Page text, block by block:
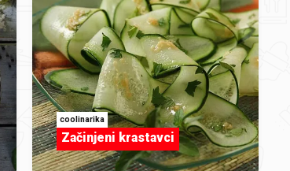
mimi555
Mokri kolač-Evichen123.jpg
coolinarika
Začinjeni krastavci